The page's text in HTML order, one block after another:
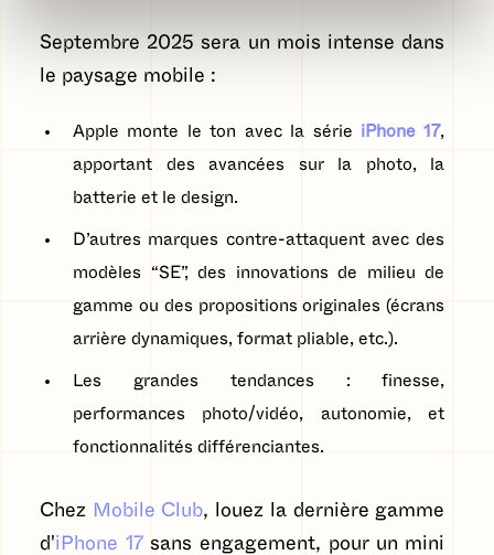
Septembre 2025 sera un mois intense dans
le paysage mobile :
Apple monte le ton avec la série iPhone 17,
apportant des avancées sur la photo, la
batterie et le design.
D’autres marques contre-attaquent avec des
modèles “SE”, des innovations de milieu de
gamme ou des propositions originales (écrans
arrière dynamiques, format pliable, etc.).
Les grandes tendances : finesse,
performances photo/vidéo, autonomie, et
fonctionnalités différenciantes.
Chez Mobile Club, louez la dernière gamme
d'iPhone 17sans engagement, pour un mini